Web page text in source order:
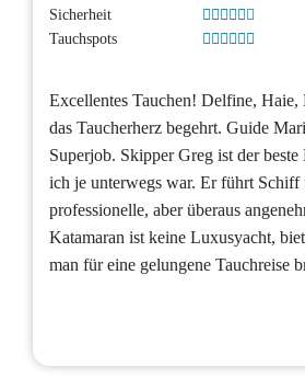
Sicherheit
Tauchspots
Excellentes Tauchen! Delfine,
das Taucherherz begehrt. Guide
Superjob. Skipper Greg ist der
ich je unterwegs war. Er führt Schiff
professionelle, aber überaus
Katamaran ist keine Luxusyacht,
man für eine gelungene Tauchreise